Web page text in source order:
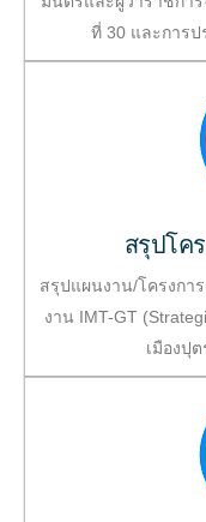
ที่ 30 และการป
สรุปโค
สรุปแผนงาน/โครงกา
งาน IMT-GT
เมืองปุ